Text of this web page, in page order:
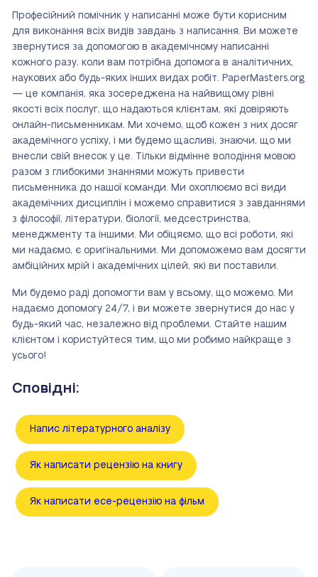
Професійний помічник у написанні може бути корисним
для виконання всіх видів завдань з написання. Ви можете
звернутися за допомогою в академічному написанні
кожного разу, коли вам потрібна допомога в аналітичних,
наукових або будь-яких інших видах робіт. PaperMasters.org
— це компанія, яка зосереджена на найвищому рівні
якості всіх послуг, що надаються клієнтам, які довіряють
онлайн-письменникам. Ми хочемо, щоб кожен з них досяг
академічного успіху, і ми будемо щасливі, знаючи, що ми
внесли свій внесок у це. Тільки відмінне володіння мовою
разом з глибокими знаннями можуть привести
письменника до нашої команди. Ми охоплюємо всі види
академічних дисциплін і можемо справитися з завданнями
з філософії, літератури, біології, медсестринства,
менеджменту та іншими. Ми обіцяємо, що всі роботи, які
ми надаємо, є оригінальними. Ми допоможемо вам досягти
амбіційних мрій і академічних цілей, які ви поставили.
Ми будемо раді допомогти вам у всьому, що можемо. Ми
надаємо допомогу 24/7, і ви можете звернутися до нас у
будь-який час, незалежно від проблеми. Стайте нашим
клієнтом і користуйтеся тим, що ми робимо найкраще з
усього!
Сповідні:
Напис літературного аналізу
Як написати рецензію на книгу
Як написати есе-рецензію на фільм